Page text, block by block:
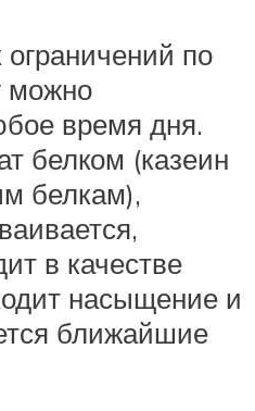
ограничений по
можно
время дня.
белком (казеин
белкам),
в качестве
насыщение и
ближайшие